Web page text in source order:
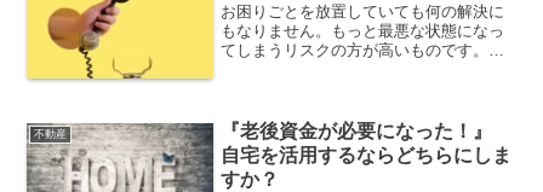
お困りごとを放置していても何の解決に
もなりません。もっと最悪な状態になっ
てしまうリスクの方が高いものです。物
うことでもありません。
不動産
『老後資金が必要になった！』
自宅を活用するならどちらにしま
すか？